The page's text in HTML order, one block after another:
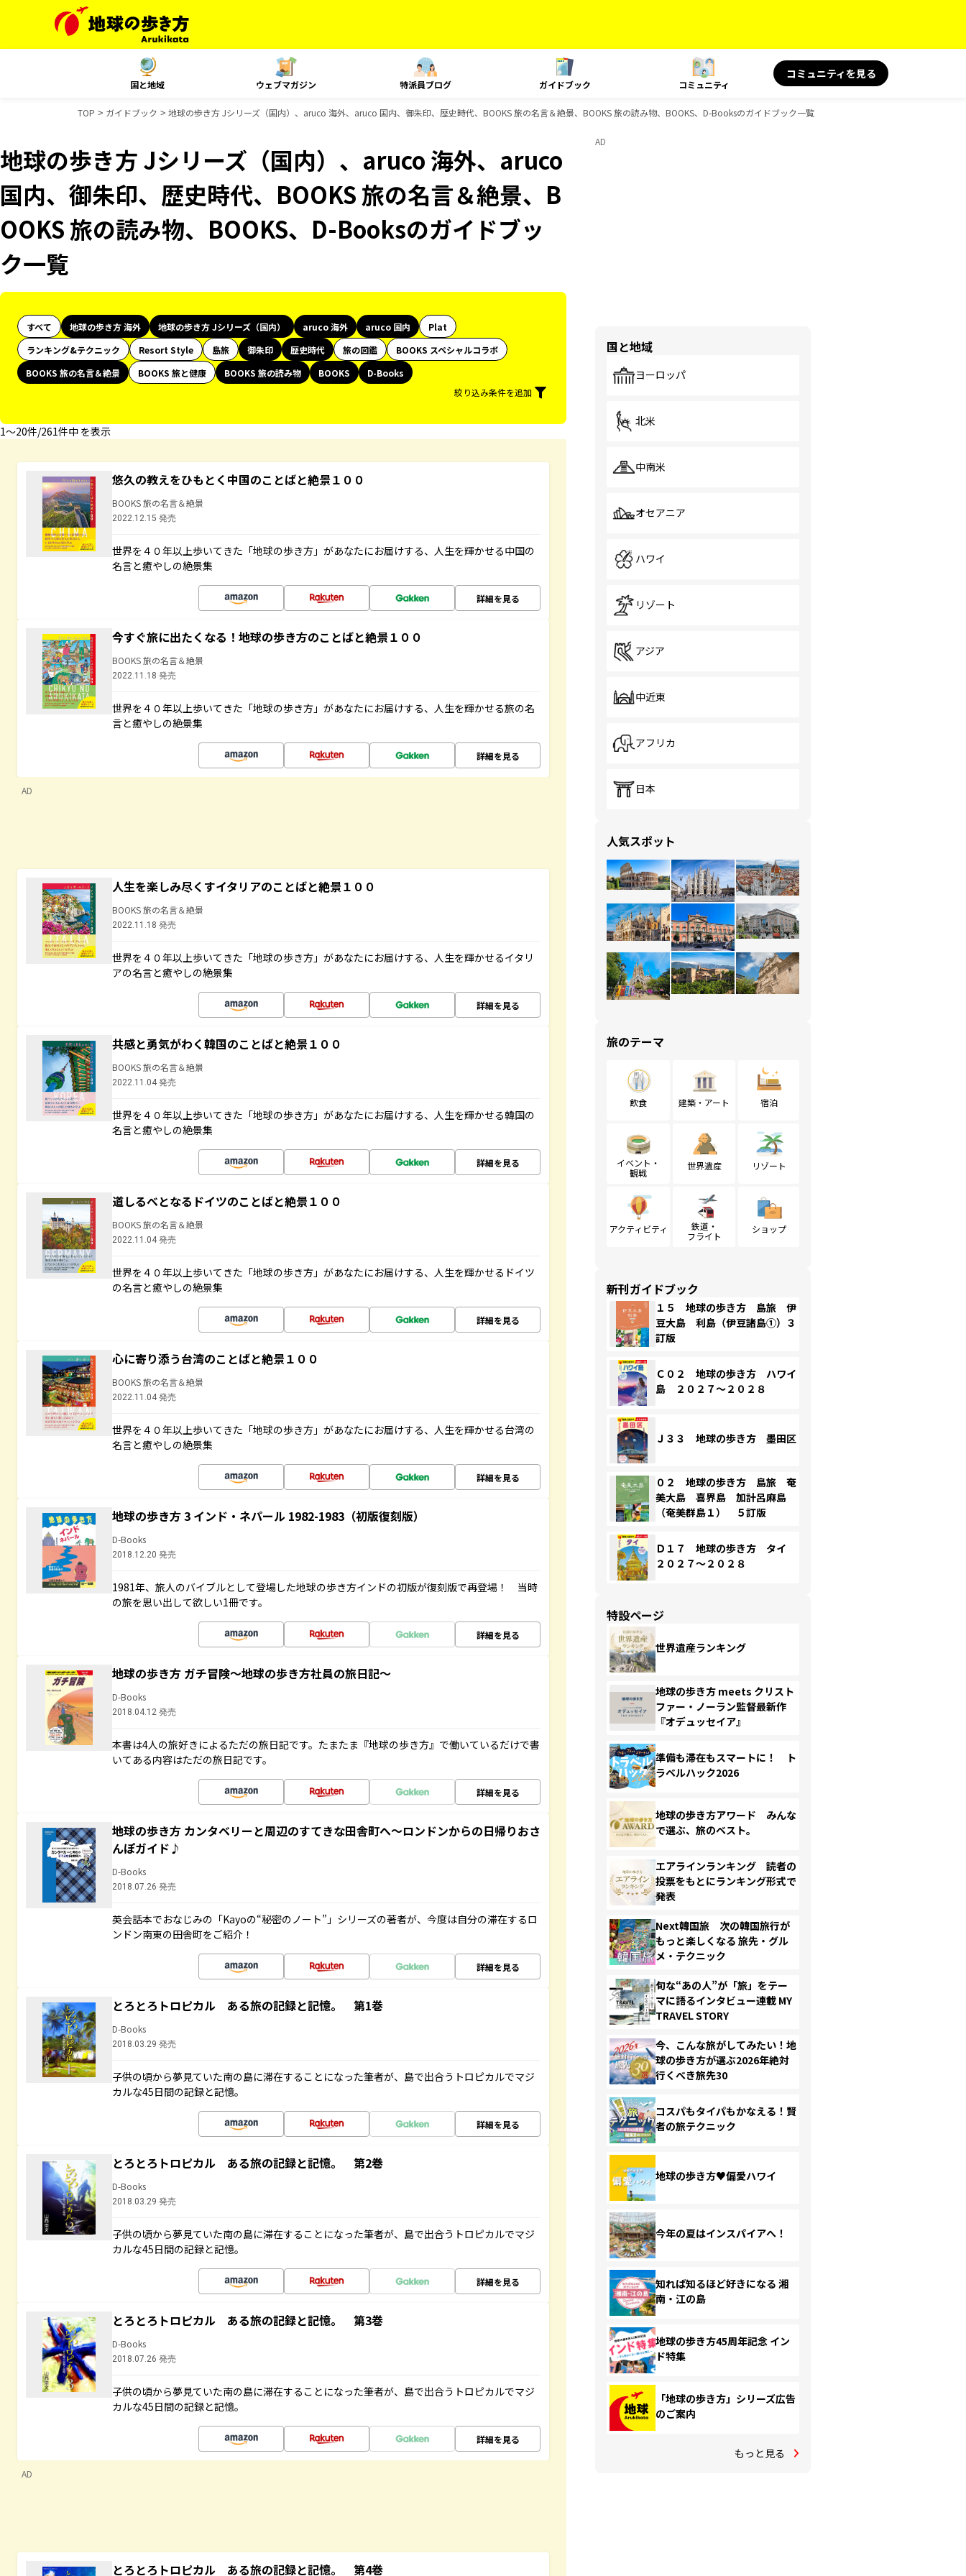
国と地域 ウェブマガジン 特派員ブログ ガイドブック コミュニティ
コミュニティを見る
TOP ガイドブック 地球の歩き方 Jシリーズ（国内）、aruco 海外、aruco 国内、御朱印、歴史時代、BOOKS 旅の名言＆絶景、BOOKS 旅の読み物、BOOKS、D-Booksのガイドブック一覧
地球の歩き方 Jシリーズ（国内）、aruco 海外、aruco
国内、御朱印、歴史時代、BOOKS 旅の名言＆絶景、B
OOKS 旅の読み物、BOOKS、D-Booksのガイドブッ
ク一覧
すべて 地球の歩き方 海外 地球の歩き方 Jシリーズ（国内） aruco 海外 aruco 国内
Plat
ランキング&テクニック
Resort Style 島旅 御朱印 歴史時代 旅の図鑑
BOOKS スペシャルコラボ
BOOKS 旅の名言＆絶景
BOOKS 旅と健康 BOOKS 旅の読み物 BOOKS
D-Books
絞り込み条件を追加
1〜20件/261件中 を表示
悠久の教えをひもとく中国のことばと絶景１００
BOOKS 旅の名言＆絶景
2022.12.15 発売
世界を４０年以上歩いてきた「地球の歩き方」があなたにお届けする、人生を輝かせる中国の
名言と癒やしの絶景集
詳細を見る
今すぐ旅に出たくなる！地球の歩き方のことばと絶景１００
BOOKS 旅の名言＆絶景
2022.11.18 発売
世界を４０年以上歩いてきた「地球の歩き方」があなたにお届けする、人生を輝かせる旅の名
言と癒やしの絶景集
詳細を見る
AD
人生を楽しみ尽くすイタリアのことばと絶景１００
BOOKS 旅の名言＆絶景
2022.11.18 発売
世界を４０年以上歩いてきた「地球の歩き方」があなたにお届けする、人生を輝かせるイタリ
アの名言と癒やしの絶景集
詳細を見る
共感と勇気がわく韓国のことばと絶景１００
BOOKS 旅の名言＆絶景
2022.11.04 発売
世界を４０年以上歩いてきた「地球の歩き方」があなたにお届けする、人生を輝かせる韓国の
名言と癒やしの絶景集
詳細を見る
道しるべとなるドイツのことばと絶景１００
BOOKS 旅の名言＆絶景
2022.11.04 発売
世界を４０年以上歩いてきた「地球の歩き方」があなたにお届けする、人生を輝かせるドイツ
の名言と癒やしの絶景集
詳細を見る
心に寄り添う台湾のことばと絶景１００
BOOKS 旅の名言＆絶景
2022.11.04 発売
世界を４０年以上歩いてきた「地球の歩き方」があなたにお届けする、人生を輝かせる台湾の
名言と癒やしの絶景集
詳細を見る
地球の歩き方 3 インド・ネパール 1982-1983（初版復刻版）
D-Books
2018.12.20 発売
1981年、旅人のバイブルとして登場した地球の歩き方インドの初版が復刻版で再登場！ 当時
の旅を思い出して欲しい1冊です。
詳細を見る
地球の歩き方 ガチ冒険～地球の歩き方社員の旅日記～
D-Books
2018.04.12 発売
本書は4人の旅好きによるただの旅日記です。たまたま『地球の歩き方』で働いているだけで書
いてある内容はただの旅日記です。
詳細を見る
地球の歩き方 カンタベリーと周辺のすてきな田舎町へ～ロンドンからの日帰りおさ
んぽガイド♪
D-Books
2018.07.26 発売
英会話本でおなじみの「Kayoの“秘密のノート”」シリーズの著者が、今度は自分の滞在するロ
ンドン南東の田舎町をご紹介！
詳細を見る
とろとろトロピカル ある旅の記録と記憶。 第1巻
D-Books
2018.03.29 発売
子供の頃から夢見ていた南の島に滞在することになった筆者が、島で出合うトロピカルでマジ
カルな45日間の記録と記憶。
詳細を見る
とろとろトロピカル ある旅の記録と記憶。 第2巻
D-Books
2018.03.29 発売
子供の頃から夢見ていた南の島に滞在することになった筆者が、島で出合うトロピカルでマジ
カルな45日間の記録と記憶。
詳細を見る
とろとろトロピカル ある旅の記録と記憶。 第3巻
D-Books
2018.07.26 発売
子供の頃から夢見ていた南の島に滞在することになった筆者が、島で出合うトロピカルでマジ
カルな45日間の記録と記憶。
詳細を見る
AD
とろとろトロピカル ある旅の記録と記憶。 第4巻
AD
国と地域
ヨーロッパ
北米
中南米
オセアニア
ハワイ
リゾート
アジア
中近東
アフリカ
日本
人気スポット
旅のテーマ
飲食 建築・アート 宿泊
イベント・
観戦
世界遺産 リゾート
アクティビティ
鉄道・
フライト
ショップ
新刊ガイドブック
１５ 地球の歩き方 島旅 伊
豆大島 利島（伊豆諸島①）３
訂版
Ｃ０２ 地球の歩き方 ハワイ
島 ２０２７～２０２８
Ｊ３３ 地球の歩き方 墨田区
０２ 地球の歩き方 島旅 奄
美大島 喜界島 加計呂麻島
（奄美群島１） ５訂版
Ｄ１７ 地球の歩き方 タイ
２０２７～２０２８
特設ページ
世界遺産ランキング
地球の歩き方 meets クリスト
ファー・ノーラン監督最新作
『オデュッセイア』
準備も滞在もスマートに！ ト
ラベルハック2026
地球の歩き方アワード みんな
で選ぶ、旅のベスト。
エアラインランキング 読者の
投票をもとにランキング形式で
発表
Next韓国旅 次の韓国旅行が
もっと楽しくなる 旅先・グル
メ・テクニック
旬な“あの人”が「旅」をテー
マに語るインタビュー連載 MY
TRAVEL STORY
今、こんな旅がしてみたい！地
球の歩き方が選ぶ2026年絶対
行くべき旅先30
コスパもタイパもかなえる！賢
者の旅テクニック
地球の歩き方♥偏愛ハワイ
今年の夏はインスパイアへ！
知れば知るほど好きになる 湘
南・江の島
地球の歩き方45周年記念 イン
ド特集
「地球の歩き方」シリーズ広告
のご案内
もっと見る